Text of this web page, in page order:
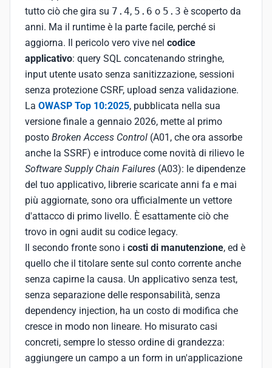
tutto ciò che gira su 7.4, 5.6 o 5.3 è scoperto da
anni. Ma il runtime è la parte facile, perché si
aggiorna. Il pericolo vero vive nel codice
applicativo: query SQL concatenando stringhe,
input utente usato senza sanitizzazione, sessioni
senza protezione CSRF, upload senza validazione.
La OWASP Top 10:2025, pubblicata nella sua
versione finale a gennaio 2026, mette al primo
posto Broken Access Control (A01, che ora assorbe
anche la SSRF) e introduce come novità di rilievo le
Software Supply Chain Failures (A03): le dipendenze
del tuo applicativo, librerie scaricate anni fa e mai
più aggiornate, sono ora ufficialmente un vettore
d'attacco di primo livello. È esattamente ciò che
trovo in ogni audit su codice legacy.
Il secondo fronte sono i costi di manutenzione, ed è
quello che il titolare sente sul conto corrente anche
senza capirne la causa. Un applicativo senza test,
senza separazione delle responsabilità, senza
dependency injection, ha un costo di modifica che
cresce in modo non lineare. Ho misurato casi
concreti, sempre lo stesso ordine di grandezza:
aggiungere un campo a un form in un'applicazione